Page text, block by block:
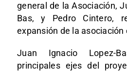
general de la Asociación,
Bas, y Pedro Cintero,
expansión de la asociación
Juan Ignacio Lopez-
principales ejes del